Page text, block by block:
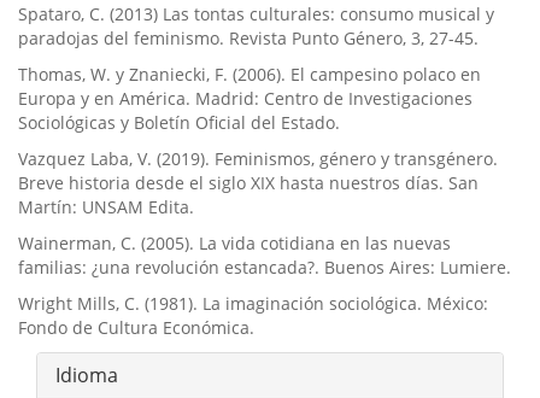
Spataro, C. (2013) Las tontas culturales: consumo musical y
paradojas del feminismo. Revista Punto Género, 3, 27-45.
Thomas, W. y Znaniecki, F. (2006). El campesino polaco en
Europa y en América. Madrid: Centro de Investigaciones
Sociológicas y Boletín Oficial del Estado.
Vazquez Laba, V. (2019). Feminismos, género y transgénero.
Breve historia desde el siglo XIX hasta nuestros días. San
Martín: UNSAM Edita.
Wainerman, C. (2005). La vida cotidiana en las nuevas
familias: ¿una revolución estancada?. Buenos Aires: Lumiere.
Wright Mills, C. (1981). La imaginación sociológica. México:
Fondo de Cultura Económica.
Idioma